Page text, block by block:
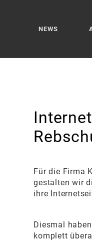
NEWS
Für die Firma
gestalten wir
ihre
Diesmal
komplett